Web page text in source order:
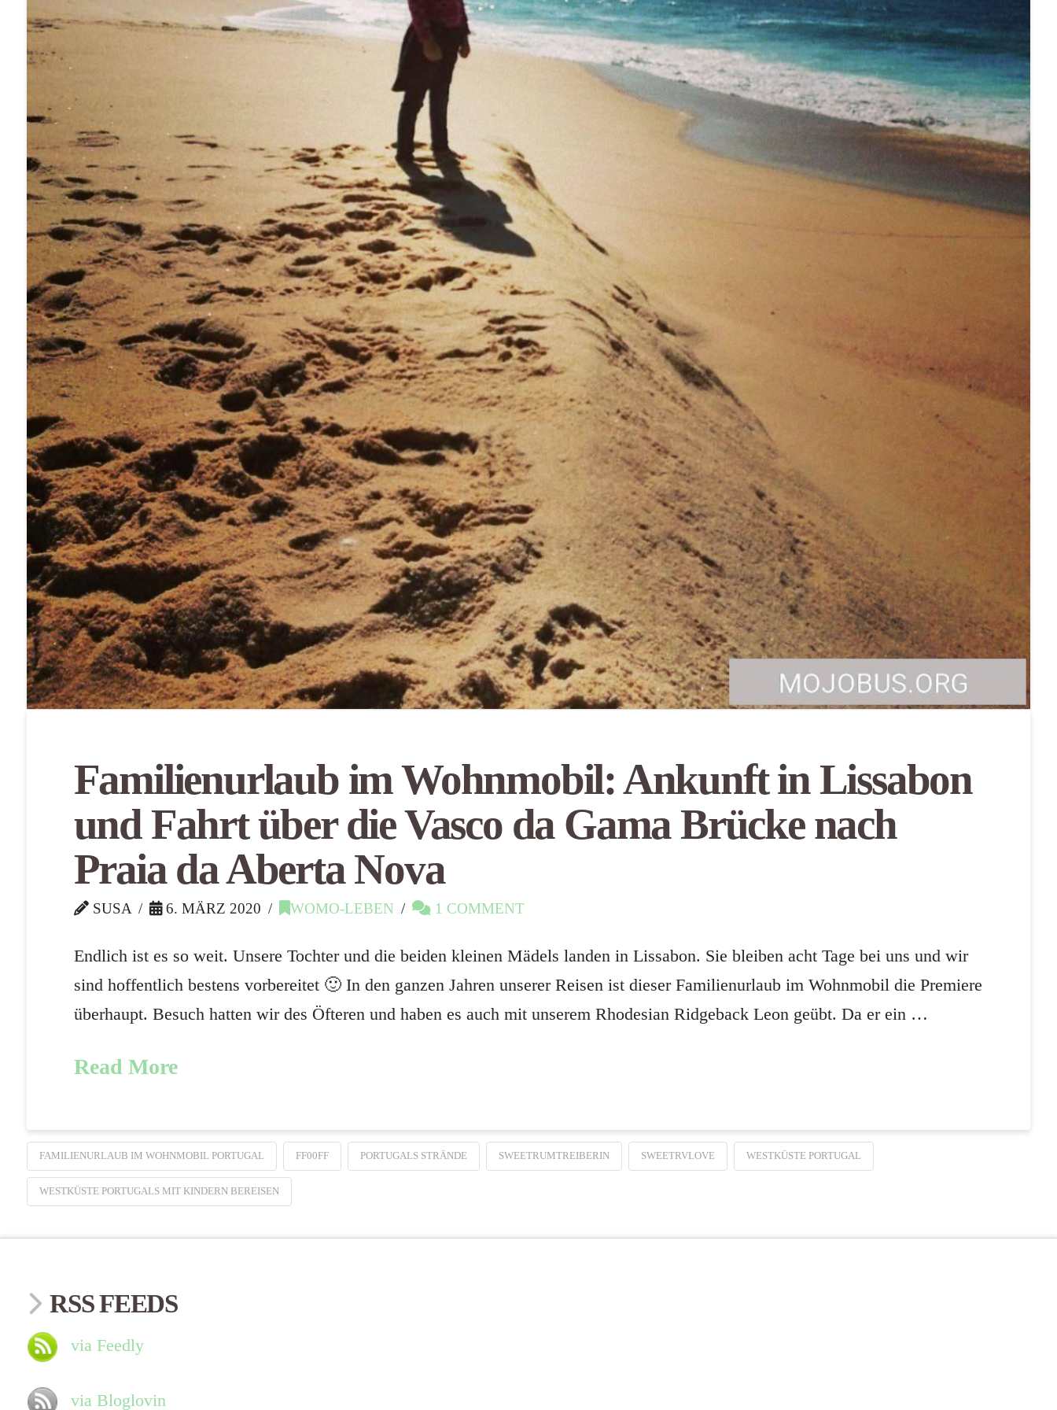
Familienurlaub im Wohnmobil: Ankunft in Lissabon
und Fahrt über die Vasco da Gama Brücke nach
Praia da Aberta Nova
SUSA 6. MÄRZ 2020 WOMO-LEBEN 1 COMMENT
Endlich ist es so weit. Unsere Tochter und die beiden kleinen Mädels landen in Lissabon. Sie bleiben acht Tage bei uns und wir
sind hoffentlich bestens vorbereitet 🙂 In den ganzen Jahren unserer Reisen ist dieser Familienurlaub im Wohnmobil die Premiere
überhaupt. Besuch hatten wir des Öfteren und haben es auch mit unserem Rhodesian Ridgeback Leon geübt. Da er ein …
Read More
FAMILIENURLAUB IM WOHNMOBIL PORTUGAL FF00FF PORTUGALS STRÄNDE SWEETRUMTREIBERIN SWEETRVLOVE WESTKÜSTE PORTUGAL
WESTKÜSTE PORTUGALS MIT KINDERN BEREISEN
RSS FEEDS
via Feedly
via Bloglovin